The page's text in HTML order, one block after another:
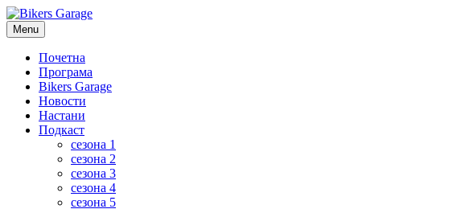
Skip
to
content
Bikers Garage
RADIO BROADCAST NETWORK
Menu
Почетна
Програма
Bikers Garage
Новости
Настани
Подкаст
сезона 1
сезона 2
сезона 3
сезона 4
сезона 5